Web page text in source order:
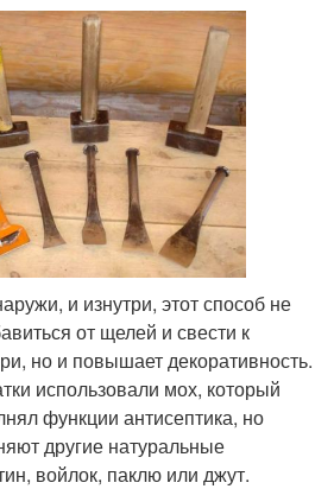
и изнутри, этот способ не
от щелей и свести к
но и повышает декоративность.
использовали мох, который
функции антисептика, но
другие натуральные
войлок, паклю или джут.